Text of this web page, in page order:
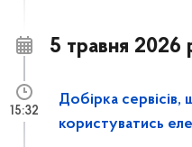
5 травня 2026
Добірка
користуватись
15:32